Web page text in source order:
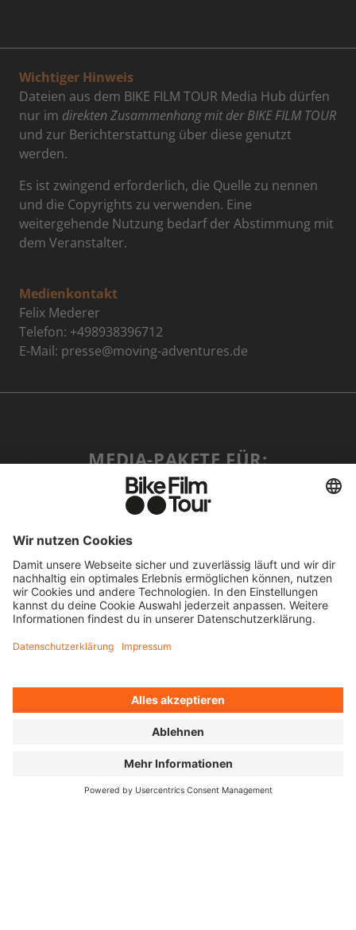
Wichtiger Hinweis
Dateien aus dem BIKE FILM TOUR Media Hub dürfen
nur im direkten Zusammenhang mit der BIKE FILM TOUR
und zur Berichterstattung über diese genutzt
werden.
Es ist zwingend erforderlich, die Quelle zu nennen
und die Copyrights zu verwenden. Eine
weitergehende Nutzung bedarf der Abstimmung mit
dem Veranstalter.
Medienkontakt
Felix Mederer
Telefon: +498938396712
E-Mail: presse@moving-adventures.de
MEDIA-PAKETE FÜR:
PRESSE ↓ HÄNDLER ↓
COMMUNITY-PARTNER ↓
ALLE ASSETS
HAUPTMOTIV & LOGO & TRAILER ↓